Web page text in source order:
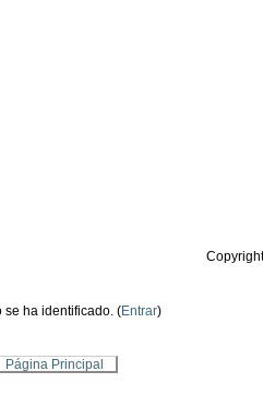
se ha identificado. (Entrar)
Página Principal